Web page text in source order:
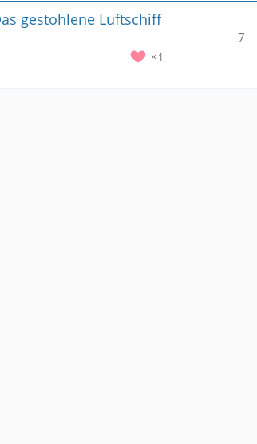
gestohlene Luftschiff
1
7